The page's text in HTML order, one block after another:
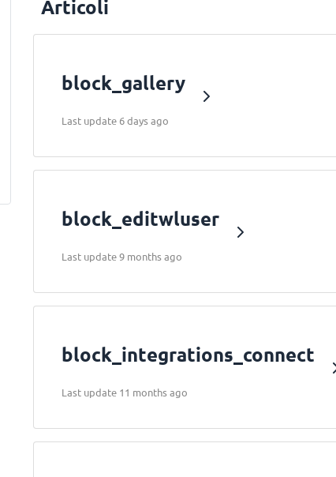
Articoli
block_gallery
Last update 6 days ago
block_editwluser
Last update 9 months ago
block_integrations_connect
Last update 11 months ago